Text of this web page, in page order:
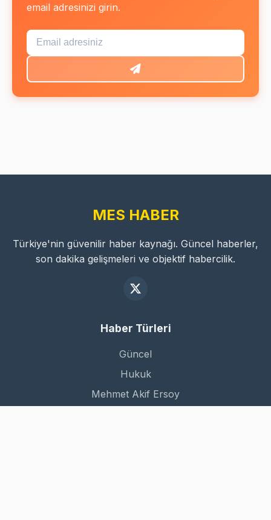
email adresinizi girin.
MES HABER
Türkiye'nin güvenilir haber kaynağı. Güncel haberler,
son dakika gelişmeleri ve objektif habercilik.
Haber Türleri
Güncel
Hukuk
Mehmet Akif Ersoy